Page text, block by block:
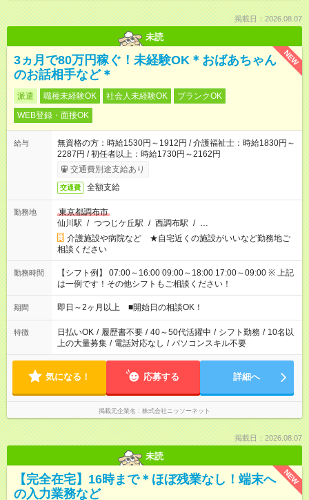
掲載日：2026.08.07
未読
NEW
3ヵ月で80万円稼ぐ！未経験OK＊おばあちゃん
のお話相手など＊
派遣 職種未経験OK 社会人未経験OK
ブランクOK
WEB登録・面接OK
給与
無資格の方：時給1530円～1912円 / 介護福祉士：時給1830円～
2287円 / 初任者以上：時給1730円～2162円
交通費別途支給あり
交通費 全額支給
勤務地
東京都調布市
仙川駅 / つつじケ丘駅 / 西調布駅 / …
介護施設や病院など ★自宅近くの施設がいいなど勤務地ご
相談ください
勤務時間
【シフト例】 07:00～16:00 09:00～18:00 17:00～09:00 ※ 上記
は一例です！その他シフトもご相談ください！
期間 即日～2ヶ月以上 ■開始日の相談OK！
特徴 日払いOK / 履歴書不要 / 40～50代活躍中 / シフト勤務 / 10名以
上の大量募集 / 電話対応なし / パソコンスキル不要
気になる！ 応募する 詳細へ
掲載元企業名 株式会社ニッソーネット
掲載日：2026.08.07
未読
NEW
【完全在宅】16時まで＊ほぼ残業なし！端末へ
の入力業務など